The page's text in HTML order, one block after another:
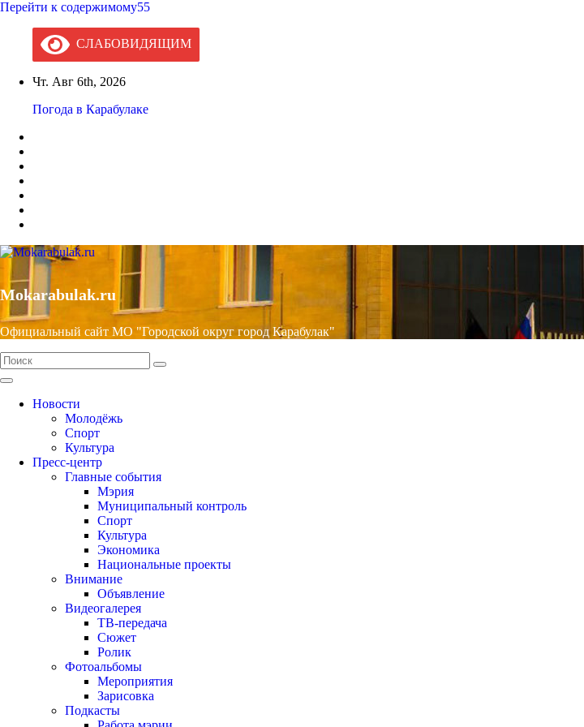
Перейти к содержимому55
СЛАБОВИДЯЩИМ
Чт. Авг 6th, 2026
Погода в Карабулаке
Mokarabulak.ru
Официальный сайт МО "Городской округ город Карабулак"
Новости
Молодёжь
Спорт
Культура
Пресс-центр
Главные события
Мэрия
Муниципальный контроль
Спорт
Культура
Экономика
Национальные проекты
Внимание
Объявление
Видеогалерея
ТВ-передача
Сюжет
Ролик
Фотоальбомы
Мероприятия
Зарисовка
Подкасты